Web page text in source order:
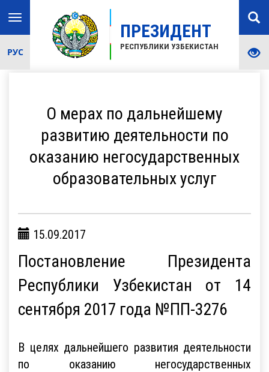
ПРЕЗИДЕНТ
РЕСПУБЛИКИ УЗБЕКИСТАН
Toggle
navigation
РУС
О мерах по дальнейшему
развитию деятельности по
оказанию негосударственных
образовательных услуг
15.09.2017
Постановление Президента
Республики Узбекистан от 14
сентября 2017 года №ПП-3276
В целях дальнейшего развития деятельности
по оказанию негосударственных